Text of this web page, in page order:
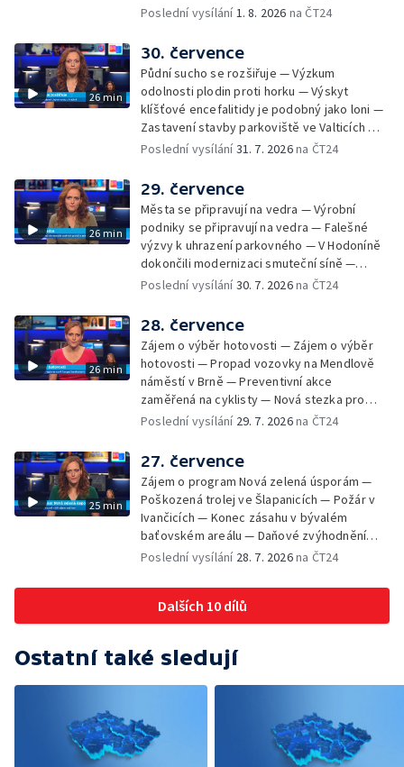
— Květinová výstava ve Věžkách
Poslední vysílání1. 8. 2026 na ČT24
26 min
30. července
Půdní sucho se rozšiřuje — Výzkum
odolnosti plodin proti horku — Výskyt
klíšťové encefalitidy je podobný jako loni —
Zastavení stavby parkoviště ve Valticích —
Spor o lokalitu lesa v Rožnově pod
organismus — Kybernetický incident na
Masarykově univerzitě — Slavnostní
vyřazení absolventů Univerzity obran —
Letní kurzy umění pro mladé — Mobilní
kurníky pomáhají na poli
Poslední vysílání31. 7. 2026na ČT24
26 min
29. července
Města se připravují na vedra — Výrobní
podniky se připravují na vedra — Falešné
výzvy k uhrazení parkovného — V Hodoníně
dokončili modernizaci smuteční síně —
Chybějící toalety u dětských hřišť —
bývalého nákupního domu Letná — Končí 52.
ročník Letní filmové školy — 3. ročník
komunitní akce Stůl ve středu — Cesta na
podporu paliativní péče
Poslední vysílání30. 7. 2026na ČT24
26 min
28. července
Zájem o výběr hotovosti — Zájem o výběr
hotovosti — Propad vozovky na Mendlově
náměstí v Brně — Preventivní akce
zaměřená na cyklisty — Nová stezka pro
cyklisty na Zlínsku — Letecká linka mezi
pozorovat zatmění Slunce — Den AČFK na
Letní filmové škole — Milan Uhde slaví 90 let
— Rekonstrukce vojenského srubu
Poslední vysílání 29. 7. 2026na ČT24
25 min
27. července
Zájem o program Nová zelená úsporám —
Poškozená trolej ve Šlapanicích — Požár v
Ivančicích — Konec zásahu v bývalém
baťovském areálu — Daňové zvýhodnění
vína — Výhružky na magistrátu v Olomouci —
Brněnské týmy v první fotbalové lize —
Chystaná rekonstrukce bývalé věznice —
Nový seriál pro děti
Poslední vysílání 28. 7. 2026na ČT24
Dalších 10 dílů
Ostatní také sledují